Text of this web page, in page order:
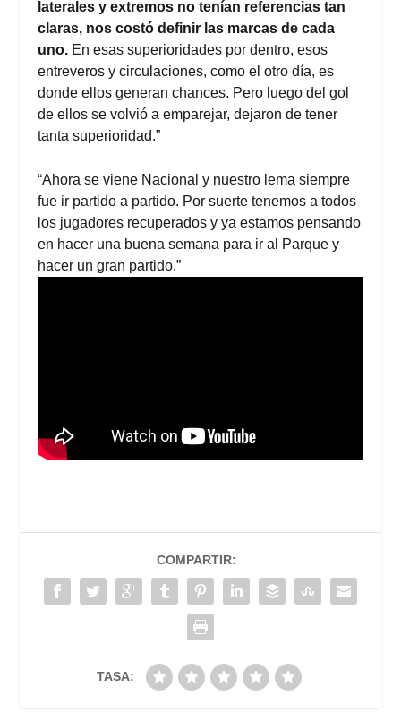
laterales y extremos no tenían referencias tan
claras, nos costó definir las marcas de cada
uno. En esas superioridades por dentro, esos
entreveros y circulaciones, como el otro día, es
donde ellos generan chances. Pero luego del gol
de ellos se volvió a emparejar, dejaron de tener
tanta superioridad.”
“Ahora se viene Nacional y nuestro lema siempre
fue ir partido a partido. Por suerte tenemos a todos
los jugadores recuperados y ya estamos pensando
en hacer una buena semana para ir al Parque y
hacer un gran partido.”
COMPARTIR:
TASA: